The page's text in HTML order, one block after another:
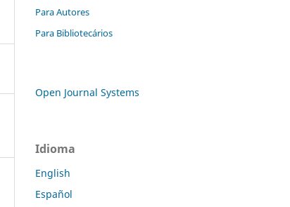
Para Autores
Para Bibliotecários
Open Journal Systems
Idioma
English
Español